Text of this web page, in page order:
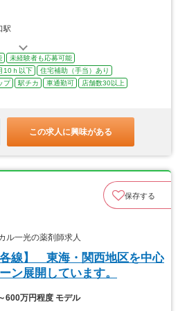
駅
未経験者も応募可能
10ｈ以下
住宅補助（手当）あり
プ 駅チカ 車通勤可
店舗数30以上
この求人に興味がある
保存する
ル一光の薬剤師求人
各線】 東海・関西地区を中心
ン展開しています。
600万円程度 モデル